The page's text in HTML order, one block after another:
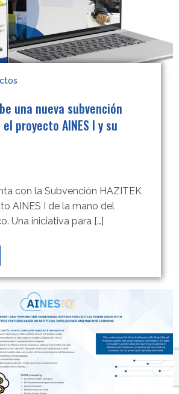
una nueva subvención
el proyecto AINES I y su
con la Subvención HAZITEK
AINES I de la mano del
Una iniciativa para […]